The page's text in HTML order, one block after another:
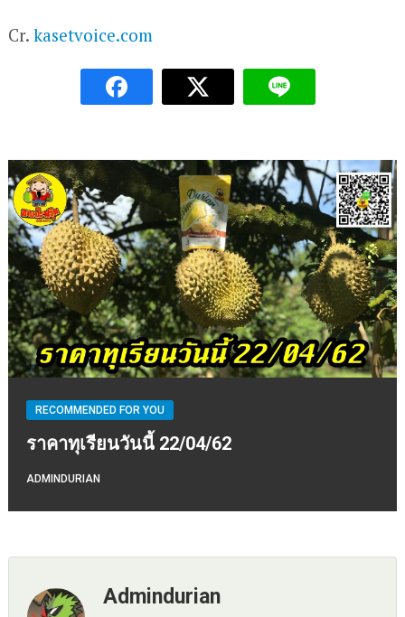
Cr. kasetvoice.com
RECOMMENDED FOR YOU
ราคาทุเรียนวันนี้ 22/04/62
ADMINDURIAN
Admindurian